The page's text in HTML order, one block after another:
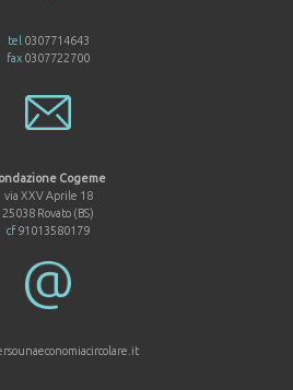
tel 0307714643
fax 0307722700
Cogeme
via XXV Aprile 18
25038 Rovato (BS)
cf 91013580179